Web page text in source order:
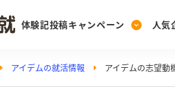
体験記投稿キャンペーン
Post
人気
Ranking
PickUp
アイデムの就活情報 アイデムの志望動